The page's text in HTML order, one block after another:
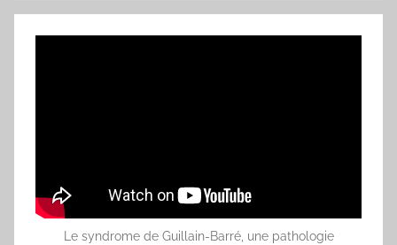
Le syndrome de Guillain-Barré, une pathologie